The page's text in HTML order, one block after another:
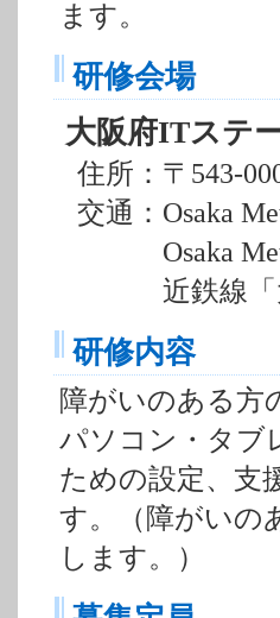
ます。
研修会場
大阪府ITステ
住所：〒543-
交通：Osaka
Osaka Metro
近鉄線「大
研修内容
障がいのある方
パソコン・タブ
ための設定、支
す。（障がいの
します。）